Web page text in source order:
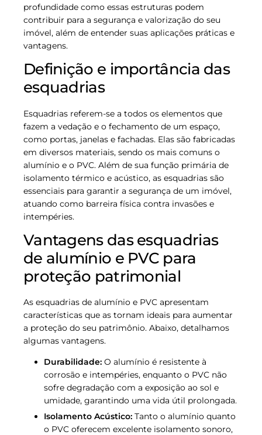
profundidade como essas estruturas podem
contribuir para a segurança e valorização do seu
imóvel, além de entender suas aplicações práticas e
vantagens.
Definição e importância das
esquadrias
Esquadrias referem-se a todos os elementos que
fazem a vedação e o fechamento de um espaço,
como portas, janelas e fachadas. Elas são fabricadas
em diversos materiais, sendo os mais comuns o
alumínio e o PVC. Além de sua função primária de
isolamento térmico e acústico, as esquadrias são
essenciais para garantir a segurança de um imóvel,
atuando como barreira física contra invasões e
intempéries.
Vantagens das esquadrias
de alumínio e PVC para
proteção patrimonial
As esquadrias de alumínio e PVC apresentam
características que as tornam ideais para aumentar
a proteção do seu patrimônio. Abaixo, detalhamos
algumas vantagens.
Durabilidade: O alumínio é resistente à
corrosão e intempéries, enquanto o PVC não
sofre degradação com a exposição ao sol e
umidade, garantindo uma vida útil prolongada.
Isolamento Acústico: Tanto o alumínio quanto
o PVC oferecem excelente isolamento sonoro,